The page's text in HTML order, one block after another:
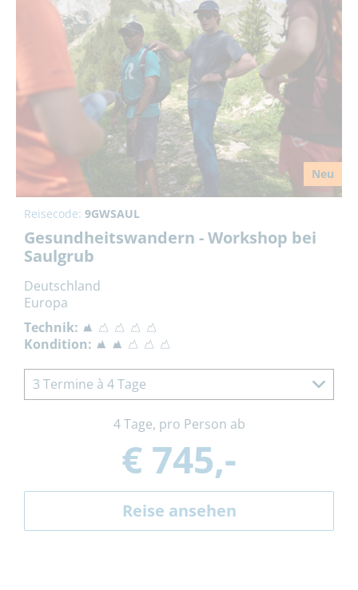
Neu
Reisecode: 9GWSAUL
Gesundheitswandern - Workshop bei
Saulgrub
Deutschland
Europa
Technik:
Kondition:
3 Termine à 4 Tage
4 Tage, pro Person ab
€ 745,-
Reise ansehen